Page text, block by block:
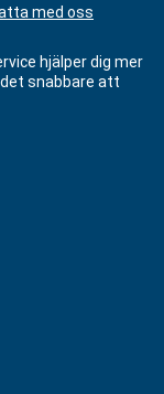
med oss
hjälper dig mer
snabbare att